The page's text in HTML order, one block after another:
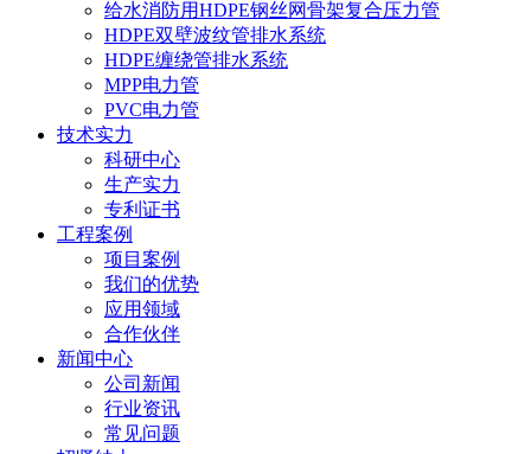
给水消防用HDPE钢丝网骨架复合压力管
HDPE双壁波纹管排水系统
HDPE缠绕管排水系统
MPP电力管
PVC电力管
技术实力
科研中心
生产实力
专利证书
工程案例
项目案例
我们的优势
应用领域
合作伙伴
新闻中心
公司新闻
行业资讯
常见问题